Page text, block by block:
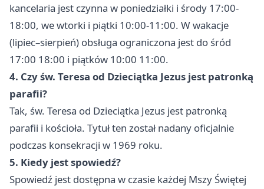
kancelaria jest czynna w poniedziałki i środy 17:00-
18:00, we wtorki i piątki 10:00-11:00. W wakacje
(lipiec–sierpień) obsługa ograniczona jest do śród
17:00 18:00 i piątków 10:00 11:00.
4. Czy św. Teresa od Dzieciątka Jezus jest patronką
parafii?
Tak, św. Teresa od Dzieciątka Jezus jest patronką
parafii i kościoła. Tytuł ten został nadany oficjalnie
podczas konsekracji w 1969 roku.
5. Kiedy jest spowiedź?
Spowiedź jest dostępna w czasie każdej Mszy Świętej